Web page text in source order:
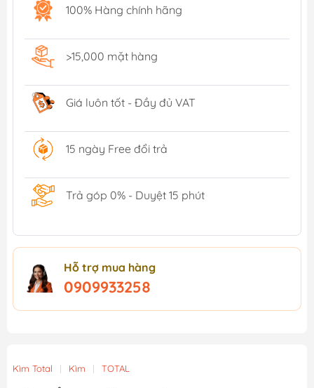
100% Hàng chính hãng
>15,000 mặt hàng
Giá luôn tốt - Đầy đủ VAT
15 ngày Free đổi trả
Trả góp 0% - Duyệt 15 phút
Hỗ trợ mua hàng
0909933258
Kìm Total | Kìm | TOTAL